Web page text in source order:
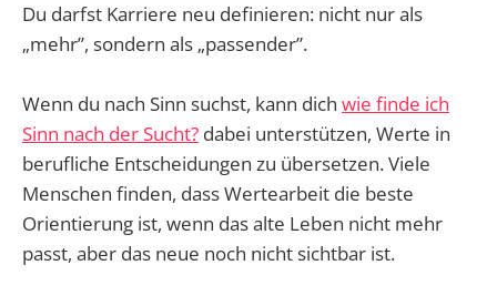
Du darfst Karriere neu definieren: nicht nur als
„mehr”, sondern als „passender”.
Wenn du nach Sinn suchst, kann dich wie finde ich
Sinn nach der Sucht? dabei unterstützen, Werte in
berufliche Entscheidungen zu übersetzen. Viele
Menschen finden, dass Wertearbeit die beste
Orientierung ist, wenn das alte Leben nicht mehr
passt, aber das neue noch nicht sichtbar ist.